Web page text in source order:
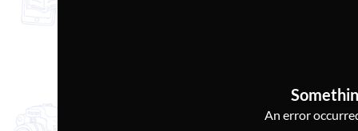
An error